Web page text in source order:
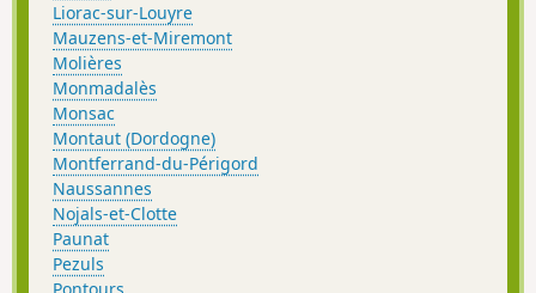
Liorac-sur-Louyre
Mauzens-et-Miremont
Molières
Monmadalès
Monsac
Montaut (Dordogne)
Montferrand-du-Périgord
Naussannes
Nojals-et-Clotte
Paunat
Pezuls